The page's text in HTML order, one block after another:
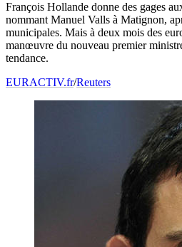
François Hollande donne des gages
nommant Manuel Valls à Matignon,
municipales. Mais à deux mois des
manœuvre du nouveau premier
tendance.
EURACTIV.fr/Reuters